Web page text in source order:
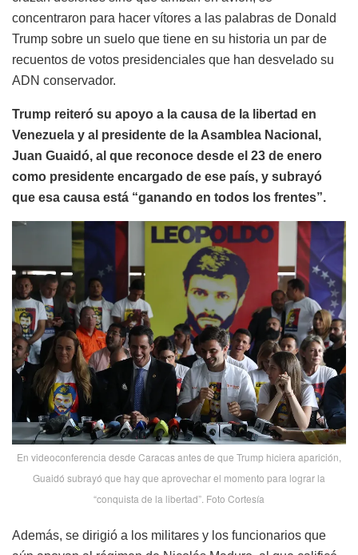
concentraron para hacer vítores a las palabras de Donald
Trump sobre un suelo que tiene en su historia un par de
recuentos de votos presidenciales que han desvelado su
ADN conservador.
Trump reiteró su apoyo a la causa de la libertad en
Venezuela y al presidente de la Asamblea Nacional,
Juan Guaidó, al que reconoce desde el 23 de enero
como presidente encargado de ese país, y subrayó
que esa causa está “ganando en todos los frentes”.
En videoconferencia desde Caracas antes de que Trump hiciera aparición,
Guaidó subrayó que hay que aprovechar el momento para lograr la
“conquista de la libertad”. Foto Cortesía
Además, se dirigió a los militares y los funcionarios que